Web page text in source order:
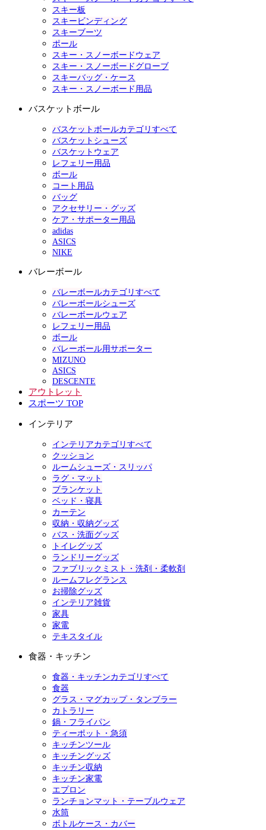
スキー板
スキービンディング
スキーブーツ
ポール
スキー・スノーボードウェア
スキー・スノーボードグローブ
スキーバッグ・ケース
スキー・スノーボード用品
バスケットボール
バスケットボールカテゴリすべて
バスケットシューズ
バスケットウェア
レフェリー用品
ボール
コート用品
バッグ
アクセサリー・グッズ
ケア・サポーター用品
adidas
ASICS
NIKE
バレーボール
バレーボールカテゴリすべて
バレーボールシューズ
バレーボールウェア
レフェリー用品
ボール
バレーボール用サポーター
MIZUNO
ASICS
DESCENTE
アウトレット
スポーツ TOP
インテリア
インテリアカテゴリすべて
クッション
ルームシューズ・スリッパ
ラグ・マット
ブランケット
ベッド・寝具
カーテン
収納・収納グッズ
バス・洗面グッズ
トイレグッズ
ランドリーグッズ
ファブリックミスト・洗剤・柔軟剤
ルームフレグランス
お掃除グッズ
インテリア雑貨
家具
家電
テキスタイル
食器・キッチン
食器・キッチンカテゴリすべて
食器
グラス・マグカップ・タンブラー
カトラリー
鍋・フライパン
ティーポット・急須
キッチンツール
キッチングッズ
キッチン収納
キッチン家電
エプロン
ランチョンマット・テーブルウェア
水筒
ボトルケース・カバー